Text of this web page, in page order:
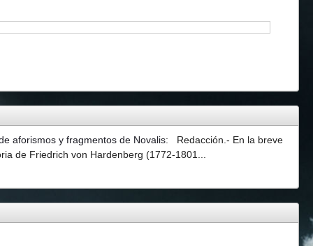
aforismos y fragmentos de Novalis:
Redacción.- En la breve
de Friedrich von Hardenberg (1772-1801...